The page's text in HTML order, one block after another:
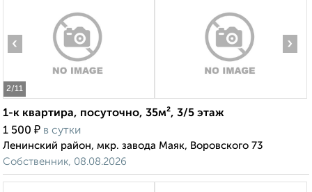
2/11
‹ ›
1-к квартира, посуточно, 35м², 3/5 этаж
1 500 ₽ в сутки
Ленинский район, мкр. завода Маяк, Воровского 73
Собственник, 08.08.2026